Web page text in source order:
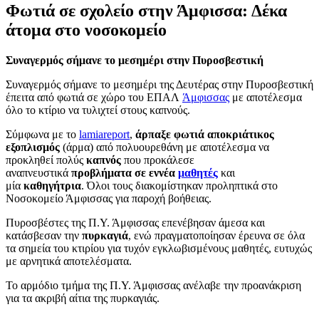
Φωτιά σε σχολείο στην Άμφισσα: Δέκα
άτομα στο νοσοκομείο
Συναγερμός σήμανε το μεσημέρι στην Πυροσβεστική
Συναγερμός σήμανε το μεσημέρι της Δευτέρας στην Πυροσβεστική
έπειτα από φωτιά σε χώρο του ΕΠΑΛ Άμφισσας με αποτέλεσμα
όλο το κτίριο να τυλιχτεί στους καπνούς.
Σύμφωνα με το lamiareport, άρπαξε φωτιά αποκριάτικος
εξοπλισμός (άρμα) από πολυουρεθάνη με αποτέλεσμα να
προκληθεί πολύς καπνός που προκάλεσε
αναπνευστικά προβλήματα σε εννέα μαθητές και
μία καθηγήτρια. Όλοι τους διακομίστηκαν προληπτικά στο
Νοσοκομείο Άμφισσας για παροχή βοήθειας.
Πυροσβέστες της Π.Υ. Άμφισσας επενέβησαν άμεσα και
κατάσβεσαν την πυρκαγιά, ενώ πραγματοποίησαν έρευνα σε όλα
τα σημεία του κτιρίου για τυχόν εγκλωβισμένους μαθητές, ευτυχώς
με αρνητικά αποτελέσματα.
Το αρμόδιο τμήμα της Π.Υ. Άμφισσας ανέλαβε την προανάκριση
για τα ακριβή αίτια της πυρκαγιάς.